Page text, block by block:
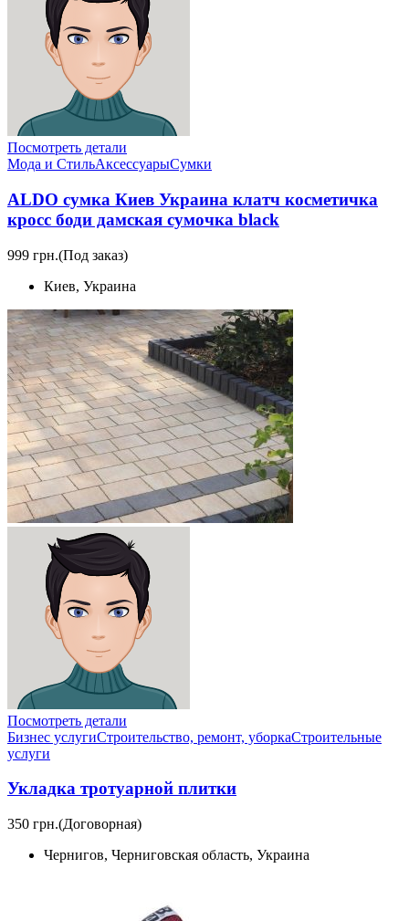
Посмотреть детали
Мода и СтильАксессуарыСумки
ALDO сумка Киев Украина клатч косметичка
кросс боди дамская сумочка black
999 грн.(Под заказ)
Киев, Украина
Посмотреть детали
Бизнес услугиСтроительство, ремонт, уборкаCтроительные
услуги
Укладка тротуарной плитки
350 грн.(Договорная)
Чернигов, Черниговская область, Украина